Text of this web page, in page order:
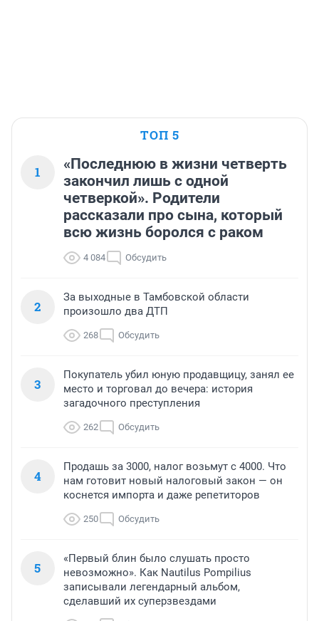
ТОП 5
1
«Последнюю в жизни четверть
закончил лишь с одной
четверкой». Родители
рассказали про сына, который
всю жизнь боролся с раком
4 084 Обсудить
2
За выходные в Тамбовской области
произошло два ДТП
268 Обсудить
3
Покупатель убил юную продавщицу, занял ее
место и торговал до вечера: история
загадочного преступления
262 Обсудить
4
Продашь за 3000, налог возьмут с 4000. Что
нам готовит новый налоговый закон — он
коснется импорта и даже репетиторов
250 Обсудить
5
«Первый блин было слушать просто
невозможно». Как Nautilus Pompilius
записывали легендарный альбом,
сделавший их суперзвездами